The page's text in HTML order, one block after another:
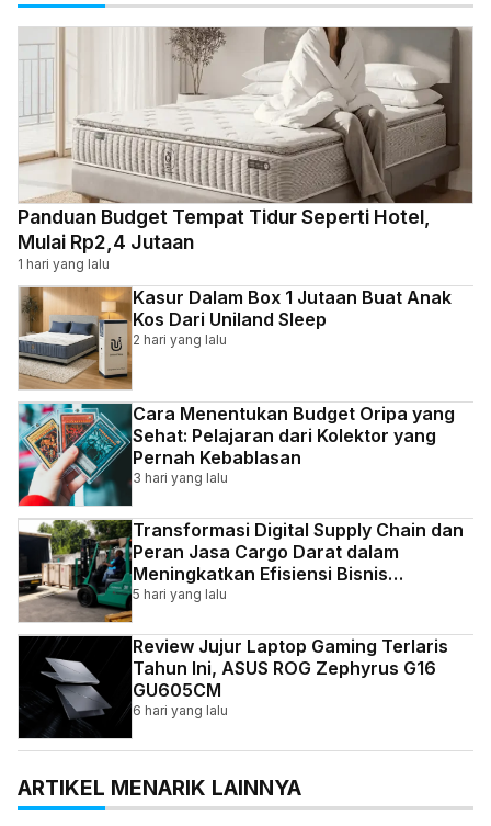
Panduan Budget Tempat Tidur Seperti Hotel,
Mulai Rp2,4 Jutaan
1 hari yang lalu
Kasur Dalam Box 1 Jutaan Buat Anak
Kos Dari Uniland Sleep
2 hari yang lalu
Cara Menentukan Budget Oripa yang
Sehat: Pelajaran dari Kolektor yang
Pernah Kebablasan
3 hari yang lalu
Transformasi Digital Supply Chain dan
Peran Jasa Cargo Darat dalam
Meningkatkan Efisiensi Bisnis
Indonesia
5 hari yang lalu
Review Jujur Laptop Gaming Terlaris
Tahun Ini, ASUS ROG Zephyrus G16
GU605CM
6 hari yang lalu
ARTIKEL MENARIK LAINNYA